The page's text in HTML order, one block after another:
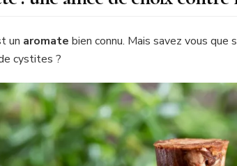
un aromate bien connu. Mais savez vous
cystites ?